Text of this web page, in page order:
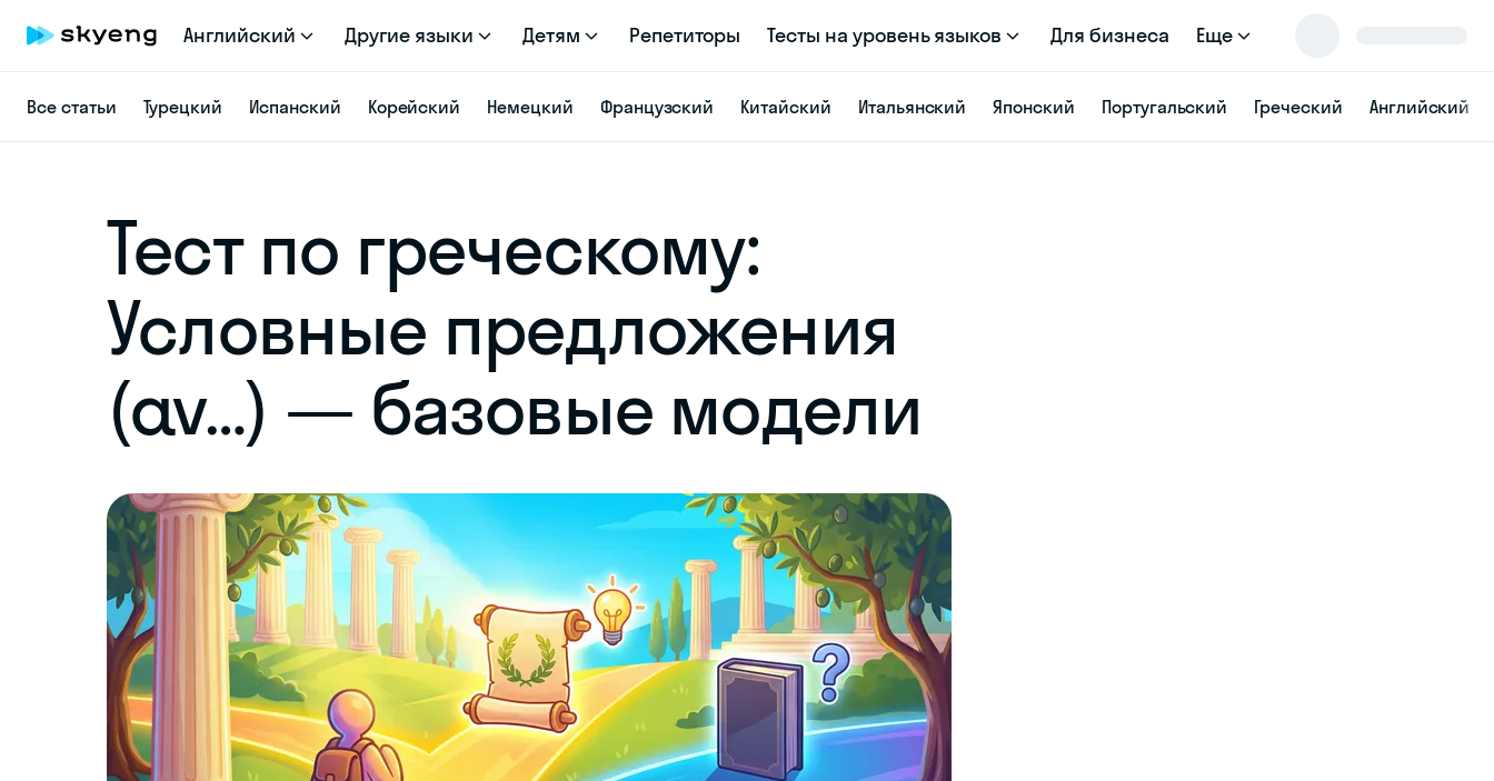
Английский Другие языки Детям Репетиторы Тесты на уровень языков Для бизнеса Еще
Все статьи Турецкий Испанский Корейский Немецкий Французский Китайский Итальянский Японский Португальский Греческий Английский
Тест по греческому:
Условные предложения
(αν…) — базовые модели